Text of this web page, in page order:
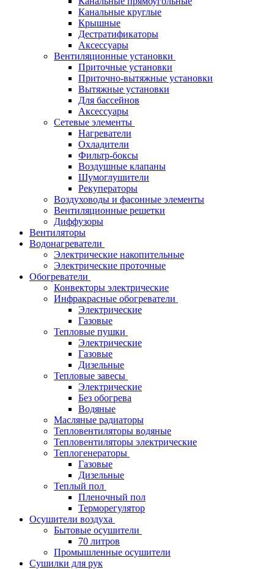
Канальные круглые
Крышные
Дестратификаторы
Аксессуары
Вентиляционные установки
Приточные установки
Приточно-вытяжные установки
Вытяжные установки
Для бассейнов
Аксессуары
Сетевые элементы
Нагреватели
Охладители
Фильтр-боксы
Воздушные клапаны
Шумоглушители
Рекуператоры
Воздуховоды и фасонные элементы
Вентиляционные решетки
Диффузоры
Вентиляторы
Водонагреватели
Электрические накопительные
Электрические проточные
Обогреватели
Конвекторы электрические
Инфракрасные обогреватели
Электрические
Газовые
Тепловые пушки
Электрические
Газовые
Дизельные
Тепловые завесы
Электрические
Без обогрева
Водяные
Масляные радиаторы
Тепловентиляторы водяные
Тепловентиляторы электрические
Теплогенераторы
Газовые
Дизельные
Теплый пол
Пленочный пол
Терморегулятор
Осушители воздуха
Бытовые осушители
70 литров
Промышленные осушители
Сушилки для рук